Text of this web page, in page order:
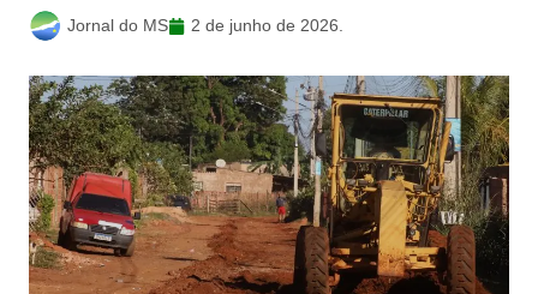
Jornal do MS 2 de junho de 2026.